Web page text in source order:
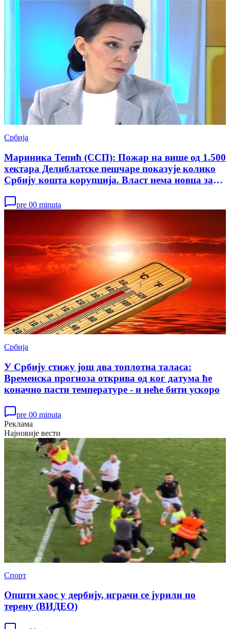
Србија
Мариника Тепић (ССП): Пожар на више од 1.500
хектара Делиблатске пешчаре показује колико
Србију кошта корупција. Власт нема новца за
милионе евра
pre 00 minuta
Србија
У Србију стижу још два топлотна таласа:
Временска прогноза открива од ког датума ће
коначно пасти температуре - и неће бити ускоро
pre 00 minuta
Реклама
Најновије вести
Спорт
Општи хаос у дербију, играчи се јурили по
терену (ВИДЕО)